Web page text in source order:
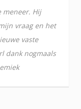
meneer. Hij
vraag en het
vaste
dank nogmaals